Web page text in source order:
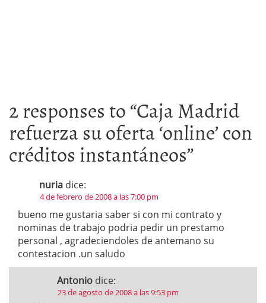
2 responses to “Caja Madrid
refuerza su oferta ‘online’ con
créditos instantáneos”
nuria dice:
4 de febrero de 2008 a las 7:00 pm
bueno me gustaria saber si con mi contrato y
nominas de trabajo podria pedir un prestamo
personal , agradeciendoles de antemano su
contestacion .un saludo
Antonio dice:
23 de agosto de 2008 a las 9:53 pm